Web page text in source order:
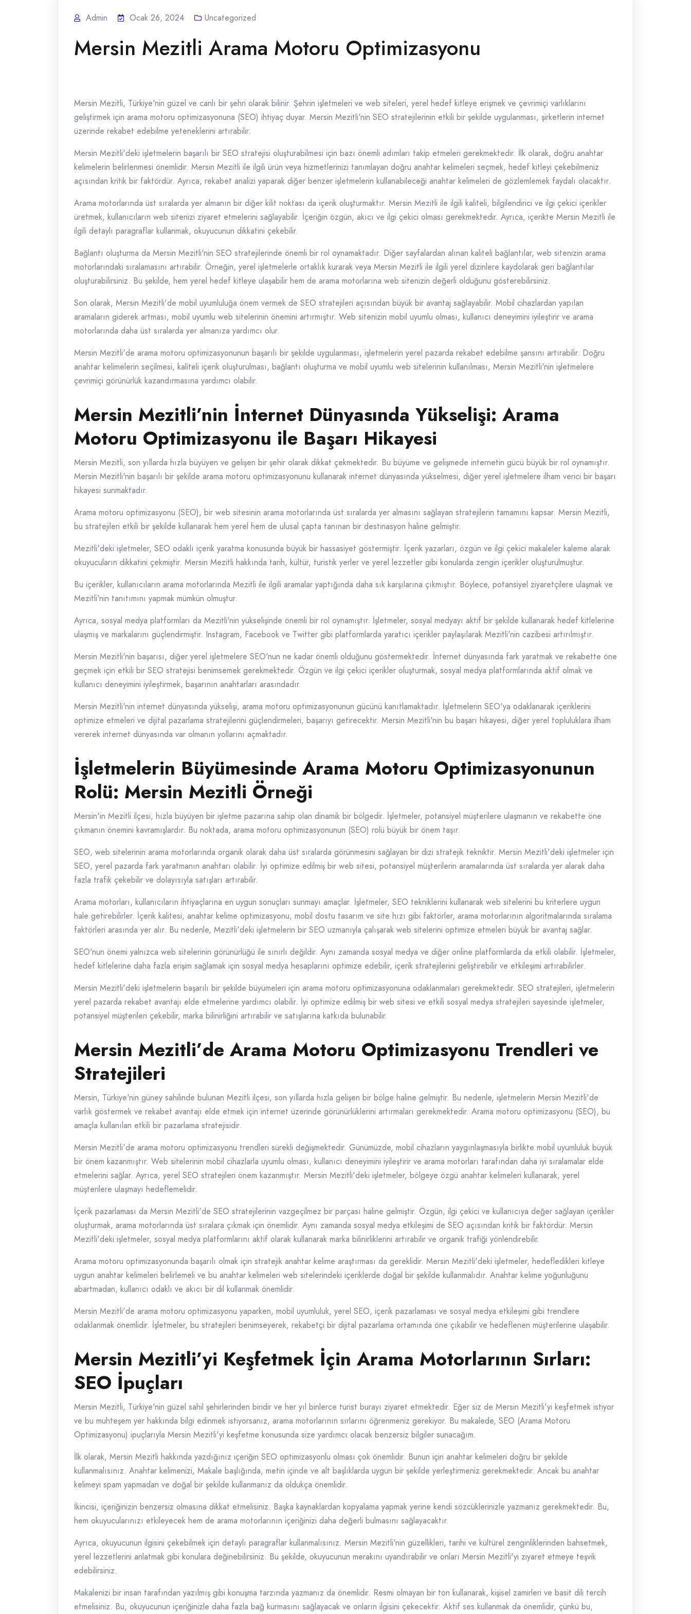
Admin Ocak 26, 2024 Uncategorized
Mersin Mezitli Arama Motoru Optimizasyonu
Mersin Mezitli, Türkiye'nin güzel ve canlı bir şehri olarak bilinir. Şehrin işletmeleri ve web siteleri, yerel hedef kitleye erişmek ve çevrimiçi varlıklarını
geliştirmek için arama motoru optimizasyonuna (SEO) ihtiyaç duyar. Mersin Mezitli'nin SEO stratejilerinin etkili bir şekilde uygulanması, şirketlerin internet
üzerinde rekabet edebilme yeteneklerini artırabilir.
Mersin Mezitli'deki işletmelerin başarılı bir SEO stratejisi oluşturabilmesi için bazı önemli adımları takip etmeleri gerekmektedir. İlk olarak, doğru anahtar
kelimelerin belirlenmesi önemlidir. Mersin Mezitli ile ilgili ürün veya hizmetlerinizi tanımlayan doğru anahtar kelimeleri seçmek, hedef kitleyi çekebilmeniz
açısından kritik bir faktördür. Ayrıca, rekabet analizi yaparak diğer benzer işletmelerin kullanabileceği anahtar kelimeleri de gözlemlemek faydalı olacaktır.
Arama motorlarında üst sıralarda yer almanın bir diğer kilit noktası da içerik oluşturmaktır. Mersin Mezitli ile ilgili kaliteli, bilgilendirici ve ilgi çekici içerikler
üretmek, kullanıcıların web sitenizi ziyaret etmelerini sağlayabilir. İçeriğin özgün, akıcı ve ilgi çekici olması gerekmektedir. Ayrıca, içerikte Mersin Mezitli ile
ilgili detaylı paragraflar kullanmak, okuyucunun dikkatini çekebilir.
Bağlantı oluşturma da Mersin Mezitli'nin SEO stratejilerinde önemli bir rol oynamaktadır. Diğer sayfalardan alınan kaliteli bağlantılar, web sitenizin arama
motorlarındaki sıralamasını artırabilir. Örneğin, yerel işletmelerle ortaklık kurarak veya Mersin Mezitli ile ilgili yerel dizinlere kaydolarak geri bağlantılar
oluşturabilirsiniz. Bu şekilde, hem yerel hedef kitleye ulaşabilir hem de arama motorlarına web sitenizin değerli olduğunu gösterebilirsiniz.
Son olarak, Mersin Mezitli'de mobil uyumluluğa önem vermek de SEO stratejileri açısından büyük bir avantaj sağlayabilir. Mobil cihazlardan yapılan
aramaların giderek artması, mobil uyumlu web sitelerinin önemini artırmıştır. Web sitenizin mobil uyumlu olması, kullanıcı deneyimini iyileştirir ve arama
motorlarında daha üst sıralarda yer almanıza yardımcı olur.
Mersin Mezitli'de arama motoru optimizasyonunun başarılı bir şekilde uygulanması, işletmelerin yerel pazarda rekabet edebilme şansını artırabilir. Doğru
anahtar kelimelerin seçilmesi, kaliteli içerik oluşturulması, bağlantı oluşturma ve mobil uyumlu web sitelerinin kullanılması, Mersin Mezitli'nin işletmelere
çevrimiçi görünürlük kazandırmasına yardımcı olabilir.
Mersin Mezitli’nin İnternet Dünyasında Yükselişi: Arama
Motoru Optimizasyonu ile Başarı Hikayesi
Mersin Mezitli, son yıllarda hızla büyüyen ve gelişen bir şehir olarak dikkat çekmektedir. Bu büyüme ve gelişmede internetin gücü büyük bir rol oynamıştır.
Mersin Mezitli'nin başarılı bir şekilde arama motoru optimizasyonunu kullanarak internet dünyasında yükselmesi, diğer yerel işletmelere ilham verici bir başarı
hikayesi sunmaktadır.
Arama motoru optimizasyonu (SEO), bir web sitesinin arama motorlarında üst sıralarda yer almasını sağlayan stratejilerin tamamını kapsar. Mersin Mezitli,
bu stratejileri etkili bir şekilde kullanarak hem yerel hem de ulusal çapta tanınan bir destinasyon haline gelmiştir.
Mezitli'deki işletmeler, SEO odaklı içerik yaratma konusunda büyük bir hassasiyet göstermiştir. İçerik yazarları, özgün ve ilgi çekici makaleler kaleme alarak
okuyucuların dikkatini çekmiştir. Mersin Mezitli hakkında tarih, kültür, turistik yerler ve yerel lezzetler gibi konularda zengin içerikler oluşturulmuştur.
Bu içerikler, kullanıcıların arama motorlarında Mezitli ile ilgili aramalar yaptığında daha sık karşılarına çıkmıştır. Böylece, potansiyel ziyaretçilere ulaşmak ve
Mezitli'nin tanıtımını yapmak mümkün olmuştur.
Ayrıca, sosyal medya platformları da Mezitli'nin yükselişinde önemli bir rol oynamıştır. İşletmeler, sosyal medyayı aktif bir şekilde kullanarak hedef kitlelerine
ulaşmış ve markalarını güçlendirmiştir. Instagram, Facebook ve Twitter gibi platformlarda yaratıcı içerikler paylaşılarak Mezitli'nin cazibesi artırılmıştır.
Mersin Mezitli'nin başarısı, diğer yerel işletmelere SEO'nun ne kadar önemli olduğunu göstermektedir. İnternet dünyasında fark yaratmak ve rekabette öne
geçmek için etkili bir SEO stratejisi benimsemek gerekmektedir. Özgün ve ilgi çekici içerikler oluşturmak, sosyal medya platformlarında aktif olmak ve
kullanıcı deneyimini iyileştirmek, başarının anahtarları arasındadır.
Mersin Mezitli'nin internet dünyasında yükselişi, arama motoru optimizasyonunun gücünü kanıtlamaktadır. İşletmelerin SEO'ya odaklanarak içeriklerini
optimize etmeleri ve dijital pazarlama stratejilerini güçlendirmeleri, başarıyı getirecektir. Mersin Mezitli'nin bu başarı hikayesi, diğer yerel topluluklara ilham
vererek internet dünyasında var olmanın yollarını açmaktadır.
İşletmelerin Büyümesinde Arama Motoru Optimizasyonunun
Rolü: Mersin Mezitli Örneği
Mersin'in Mezitli ilçesi, hızla büyüyen bir işletme pazarına sahip olan dinamik bir bölgedir. İşletmeler, potansiyel müşterilere ulaşmanın ve rekabette öne
çıkmanın önemini kavramışlardır. Bu noktada, arama motoru optimizasyonunun (SEO) rolü büyük bir önem taşır.
SEO, web sitelerinin arama motorlarında organik olarak daha üst sıralarda görünmesini sağlayan bir dizi stratejik tekniktir. Mersin Mezitli'deki işletmeler için
SEO, yerel pazarda fark yaratmanın anahtarı olabilir. İyi optimize edilmiş bir web sitesi, potansiyel müşterilerin aramalarında üst sıralarda yer alarak daha
fazla trafik çekebilir ve dolayısıyla satışları artırabilir.
Arama motorları, kullanıcıların ihtiyaçlarına en uygun sonuçları sunmayı amaçlar. İşletmeler, SEO tekniklerini kullanarak web sitelerini bu kriterlere uygun
hale getirebilirler. İçerik kalitesi, anahtar kelime optimizasyonu, mobil dostu tasarım ve site hızı gibi faktörler, arama motorlarının algoritmalarında sıralama
faktörleri arasında yer alır. Bu nedenle, Mezitli'deki işletmelerin bir SEO uzmanıyla çalışarak web sitelerini optimize etmeleri büyük bir avantaj sağlar.
SEO'nun önemi yalnızca web sitelerinin görünürlüğü ile sınırlı değildir. Aynı zamanda sosyal medya ve diğer online platformlarda da etkili olabilir. İşletmeler,
hedef kitlelerine daha fazla erişim sağlamak için sosyal medya hesaplarını optimize edebilir, içerik stratejilerini geliştirebilir ve etkileşimi artırabilirler.
Mersin Mezitli'deki işletmelerin başarılı bir şekilde büyümeleri için arama motoru optimizasyonuna odaklanmaları gerekmektedir. SEO stratejileri, işletmelerin
yerel pazarda rekabet avantajı elde etmelerine yardımcı olabilir. İyi optimize edilmiş bir web sitesi ve etkili sosyal medya stratejileri sayesinde işletmeler,
potansiyel müşterileri çekebilir, marka bilinirliğini artırabilir ve satışlarına katkıda bulunabilir.
Mersin Mezitli’de Arama Motoru Optimizasyonu Trendleri ve
Stratejileri
Mersin, Türkiye'nin güney sahilinde bulunan Mezitli ilçesi, son yıllarda hızla gelişen bir bölge haline gelmiştir. Bu nedenle, işletmelerin Mersin Mezitli'de
varlık göstermek ve rekabet avantajı elde etmek için internet üzerinde görünürlüklerini artırmaları gerekmektedir. Arama motoru optimizasyonu (SEO), bu
amaçla kullanılan etkili bir pazarlama stratejisidir.
Mersin Mezitli'de arama motoru optimizasyonu trendleri sürekli değişmektedir. Günümüzde, mobil cihazların yaygınlaşmasıyla birlikte mobil uyumluluk büyük
bir önem kazanmıştır. Web sitelerinin mobil cihazlarla uyumlu olması, kullanıcı deneyimini iyileştirir ve arama motorları tarafından daha iyi sıralamalar elde
etmelerini sağlar. Ayrıca, yerel SEO stratejileri önem kazanmıştır. Mersin Mezitli'deki işletmeler, bölgeye özgü anahtar kelimeleri kullanarak, yerel
müşterilere ulaşmayı hedeflemelidir.
İçerik pazarlaması da Mersin Mezitli'de SEO stratejilerinin vazgeçilmez bir parçası haline gelmiştir. Özgün, ilgi çekici ve kullanıcıya değer sağlayan içerikler
oluşturmak, arama motorlarında üst sıralara çıkmak için önemlidir. Aynı zamanda sosyal medya etkileşimi de SEO açısından kritik bir faktördür. Mersin
Mezitli'deki işletmeler, sosyal medya platformlarını aktif olarak kullanarak marka bilinirliklerini artırabilir ve organik trafiği yönlendirebilir.
Arama motoru optimizasyonunda başarılı olmak için stratejik anahtar kelime araştırması da gereklidir. Mersin Mezitli'deki işletmeler, hedefledikleri kitleye
uygun anahtar kelimeleri belirlemeli ve bu anahtar kelimeleri web sitelerindeki içeriklerde doğal bir şekilde kullanmalıdır. Anahtar kelime yoğunluğunu
abartmadan, kullanıcı odaklı ve akıcı bir dil kullanmak önemlidir.
Mersin Mezitli'de arama motoru optimizasyonu yaparken, mobil uyumluluk, yerel SEO, içerik pazarlaması ve sosyal medya etkileşimi gibi trendlere
odaklanmak önemlidir. İşletmeler, bu stratejileri benimseyerek, rekabetçi bir dijital pazarlama ortamında öne çıkabilir ve hedeflenen müşterilerine ulaşabilir.
Mersin Mezitli’yi Keşfetmek İçin Arama Motorlarının Sırları:
SEO İpuçları
Mersin Mezitli, Türkiye'nin güzel sahil şehirlerinden biridir ve her yıl binlerce turist burayı ziyaret etmektedir. Eğer siz de Mersin Mezitli'yi keşfetmek istiyor
ve bu muhteşem yer hakkında bilgi edinmek istiyorsanız, arama motorlarının sırlarını öğrenmeniz gerekiyor. Bu makalede, SEO (Arama Motoru
Optimizasyonu) ipuçlarıyla Mersin Mezitli'yi keşfetme konusunda size yardımcı olacak benzersiz bilgiler sunacağım.
İlk olarak, Mersin Mezitli hakkında yazdığınız içeriğin SEO optimizasyonlu olması çok önemlidir. Bunun için anahtar kelimeleri doğru bir şekilde
kullanmalısınız. Anahtar kelimenizi, Makale başlığında, metin içinde ve alt başlıklarda uygun bir şekilde yerleştirmeniz gerekmektedir. Ancak bu anahtar
kelimeyi spam yapmadan ve doğal bir şekilde kullanmanız da oldukça önemlidir.
İkincisi, içeriğinizin benzersiz olmasına dikkat etmelisiniz. Başka kaynaklardan kopyalama yapmak yerine kendi sözcüklerinizle yazmanız gerekmektedir. Bu,
hem okuyucularınızı etkileyecek hem de arama motorlarının içeriğinizi daha değerli bulmasını sağlayacaktır.
Ayrıca, okuyucunun ilgisini çekebilmek için detaylı paragraflar kullanmalısınız. Mersin Mezitli'nin güzellikleri, tarihi ve kültürel zenginliklerinden bahsetmek,
yerel lezzetlerini anlatmak gibi konulara değinebilirsiniz. Bu şekilde, okuyucunun merakını uyandırabilir ve onları Mersin Mezitli'yi ziyaret etmeye teşvik
edebilirsiniz.
Makalenizi bir insan tarafından yazılmış gibi konuşma tarzında yazmanız da önemlidir. Resmi olmayan bir ton kullanarak, kişisel zamirleri ve basit dili tercih
etmelisiniz. Bu, okuyucunun içeriğinizle daha fazla bağ kurmasını sağlayacak ve onların ilgisini çekecektir. Aktif ses kullanmak da önemlidir, çünkü bu,